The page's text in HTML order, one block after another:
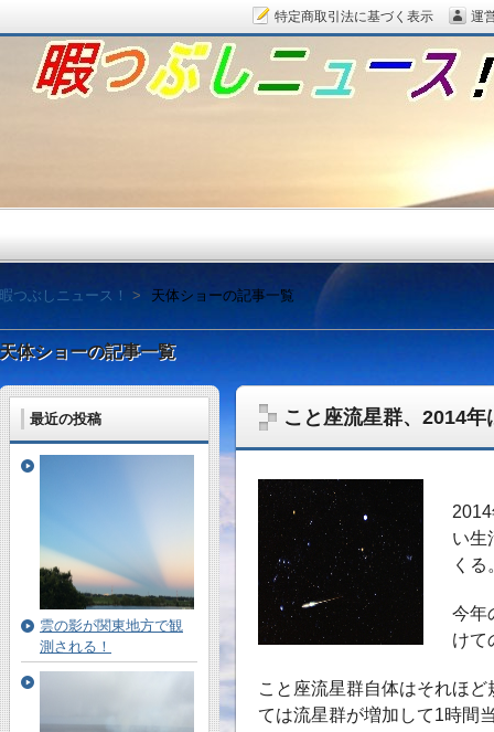
天体ショーの記事一覧
こと座流星群、2014
い生
くる
今年
けて
こと座流星群自体はそれほ
ては流星群が増加して1時間
最近の投稿
雲の影が関東地方で観
測される！
暇つぶしニュース！ 天体ショーの記事一覧
暇つぶしニュース！
毎日面白い話題をピッ
特定商取引法に基づく表示 運